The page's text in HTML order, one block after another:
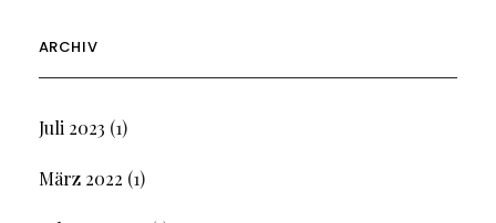
ARCHIV
Juli 2023 (1)
März 2022 (1)